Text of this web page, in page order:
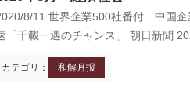
8/11 世界企業500社番付 中国企
「千載一遇のチャンス」 朝日新聞
カテゴリ： 和解月报